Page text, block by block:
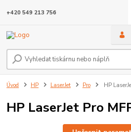
+420 549 213 756
Úvod HP LaserJet Pro HP
HP LaserJet Pro